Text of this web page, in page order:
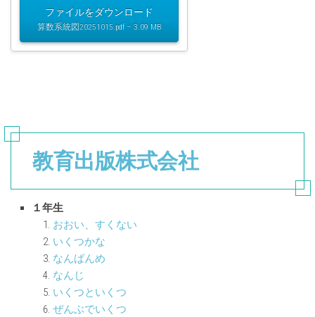
ファイルをダウンロード
算数系統図20251015.pdf – 3.09 MB
教育出版株式会社
１年生
おおい、すくない
いくつかな
なんばんめ
なんじ
いくつといくつ
ぜんぶでいくつ